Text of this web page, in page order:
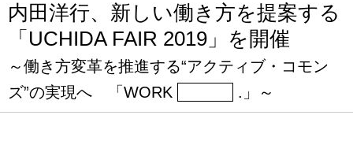
内田洋行、新しい働き方を提案する
「UCHIDA FAIR 2019」を開催
～働き方変革を推進する“アクティブ・コモン
ズ”の実現へ 「WORK
.」～